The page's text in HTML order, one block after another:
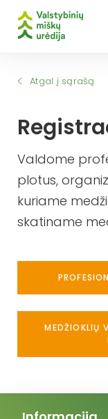
Atgal į sąrašą
Valdome
plotus,
kuriame
skatiname
MEDŽIOKLIŲ